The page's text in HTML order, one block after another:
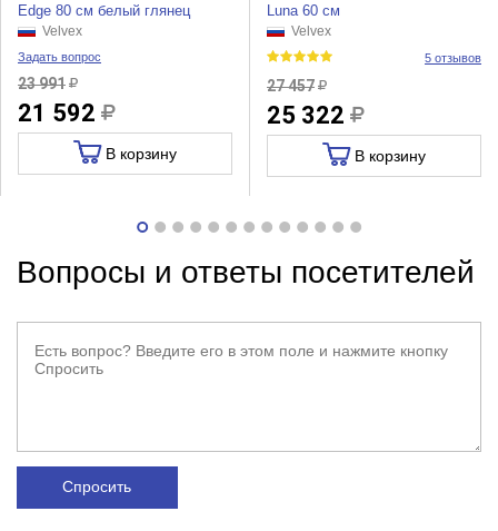
Edge 80 см белый глянец
Velvex
Задать вопрос
23 991
21 592
В корзину
Luna 60 см
Velvex
5 отзывов
27 457
25 322
В корзину
Вопросы и ответы посетителей
Спросить